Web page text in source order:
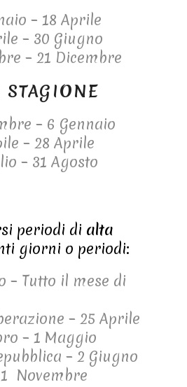
– 18 Aprile
– 30 Giugno
– 21 Dicembre
STAGIONE
– 6 Gennaio
– 28 Aprile
– 31 Agosto
periodi di alta
giorni o periodi:
– Tutto il mese di
– 25 Aprile
– 1 Maggio
– 2 Giugno
Novembre